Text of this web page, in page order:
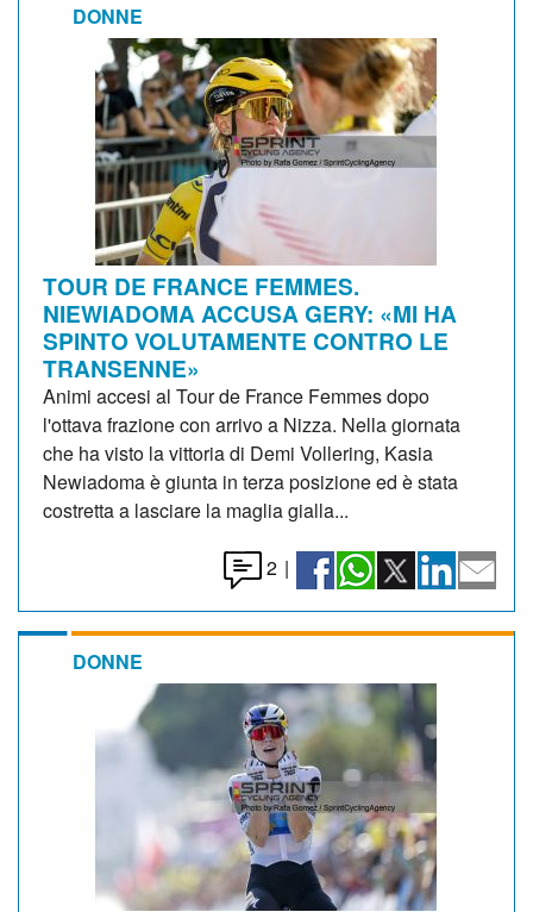
DONNE
TOUR DE FRANCE FEMMES.
NIEWIADOMA ACCUSA GERY: «MI HA
SPINTO VOLUTAMENTE CONTRO LE
TRANSENNE»
Animi accesi al Tour de France Femmes dopo
l'ottava frazione con arrivo a Nizza. Nella giornata
che ha visto la vittoria di Demi Vollering, Kasia
Newiadoma è giunta in terza posizione ed è stata
costretta a lasciare la maglia gialla...
2 |
DONNE